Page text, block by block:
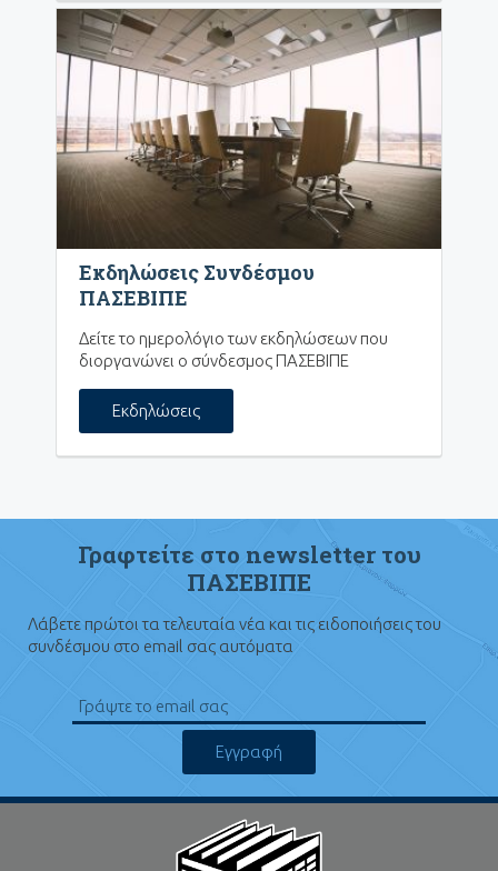
Εκδηλώσεις Συνδέσμου
ΠΑΣΕΒΙΠΕ
Δείτε το ημερολόγιο των εκδηλώσεων που
διοργανώνει ο σύνδεσμος ΠΑΣΕΒΙΠΕ
Εκδηλώσεις
Γραφτείτε στο newsletter του
ΠΑΣΕΒΙΠΕ
Λάβετε πρώτοι τα τελευταία νέα και τις ειδοποιήσεις του
συνδέσμου στο email σας αυτόματα